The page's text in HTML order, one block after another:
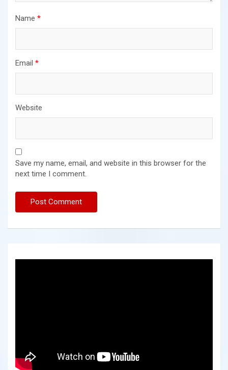
Name *
Email *
Website
Save my name, email, and website in this browser for the
next time I comment.